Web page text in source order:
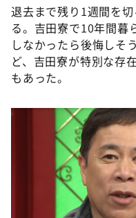
退去まで残り1週間を
る。吉田寮で10年間暮
しなかったら後悔しそ
ど、吉田寮が特別な存
もあった。